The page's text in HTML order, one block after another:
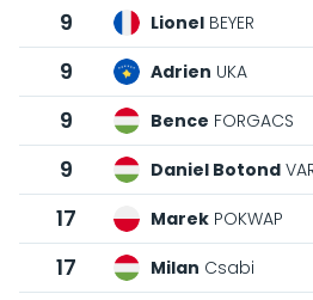
9 Lionel BEYER
9 Adrien UKA
9 Bence FORGACS
9 Daniel Botond
17 Marek POKWAP
17 Milan Csabi